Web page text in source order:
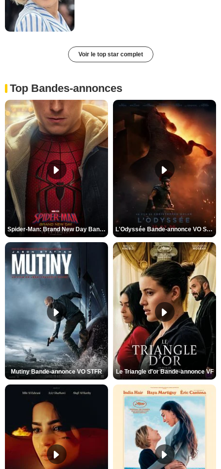
Voir le top star complet
Top Bandes-annonces
Spider-Man: Brand New Day Bande-annonce VO STFR L'Odyssée Bande-annonce VO STFR
Mutiny Bande-annonce VO STFR Le Triangle d'or Bande-annonce VF